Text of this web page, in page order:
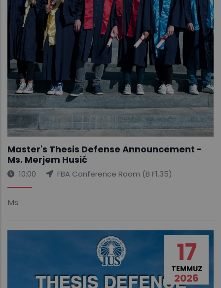
Master's Thesis Defense Announcement -
Ms. Merjem Husić
10:00 FBA Conference Room (B F1.35)
Ms.
17
TEMMUZ
2026